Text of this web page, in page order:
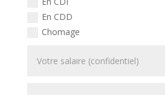
En CDD
Chomage